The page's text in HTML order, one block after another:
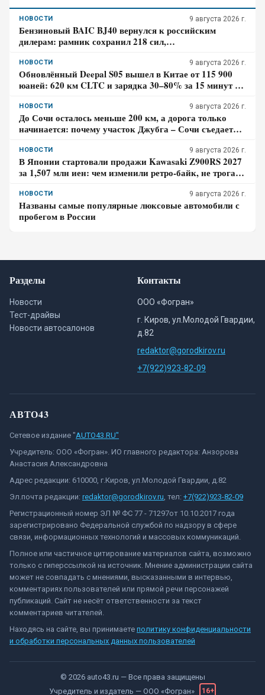
НОВОСТИ 9 августа 2026 г.
Бензиновый BAIC BJ40 вернулся к российским
дилерам: рамник сохранил 218 сил,
НОВОСТИ 9 августа 2026 г.
Обновлённый Deepal S05 вышел в Китае от 115 900
юаней: 620 км CLTC и зарядка 30–80% за 15 минут –
НОВОСТИ 9 августа 2026 г.
До Сочи осталось меньше 200 км, а дорога только
начинается: почему участок Джубга – Сочи съедает
НОВОСТИ 9 августа 2026 г.
В Японии стартовали продажи Kawasaki Z900RS 2027
за 1,507 млн иен: чем изменили ретро-байк, не трогая
НОВОСТИ 9 августа 2026 г.
Названы самые популярные люксовые автомобили с
пробегом в России
Разделы
Новости
Тест-драйвы
Новости автосалонов
Контакты
ООО «Фогран»
г. Киров, ул.Молодой Гвардии,
д.82
redaktor@gorodkirov.ru
+7(922)923-82-09
АВТО43
Сетевое издание "AUTO43.RU"
Учредитель: ООО «Фогран». ИО главного редактора: Анзорова
Анастасия Александровна
Адрес редакции: 610000, г.Киров, ул.Молодой Гвардии, д.82
Эл.почта редакции: redaktor@gorodkirov.ru , тел: +7(922)923-82-09
Регистрационный номер ЭЛ № ФС 77 - 71297от 10.10.2017 года
зарегистрировано Федеральной службой по надзору в сфере
связи, информационных технологий и массовых коммуникаций.
Полное или частичное цитирование материалов сайта, возможно
только с гиперссылкой на источник. Мнение администрации сайта
может не совпадать с мнениями, высказанными в интервью,
комментариях пользователей или прямой речи персонажей
публикаций. Сайт не несёт ответственности за текст
комментариев читателей.
Находясь на сайте, вы принимаете политику конфиденциальности
и обработки персональных данных пользователей
© 2026 auto43.ru — Все права защищены
Учредитель и издатель — ООО «Фогран» 16+